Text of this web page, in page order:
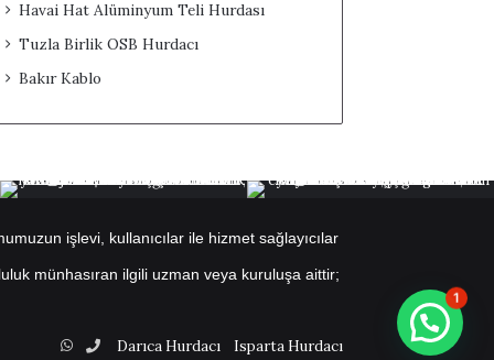
Havai Hat Alüminyum Teli Hurdası
Tuzla Birlik OSB Hurdacı
Bakır Kablo
işlevi, kullanıcılar ile hizmet sağlayıcılar
münhasıran ilgili uzman veya kuruluşa aittir;
Darıca Hurdacı Isparta Hurdacı
WhatsApp
Telefon
1